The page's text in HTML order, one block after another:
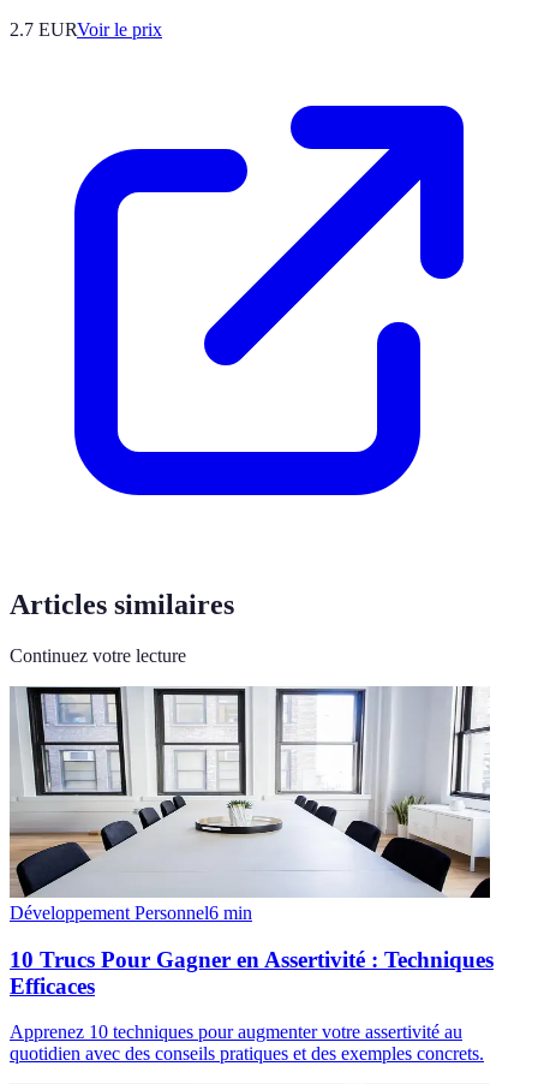
2.7 EURVoir le prix
Articles similaires
Continuez votre lecture
Développement Personnel6 min
10 Trucs Pour Gagner en Assertivité : Techniques
Efficaces
Apprenez 10 techniques pour augmenter votre assertivité au
quotidien avec des conseils pratiques et des exemples concrets.